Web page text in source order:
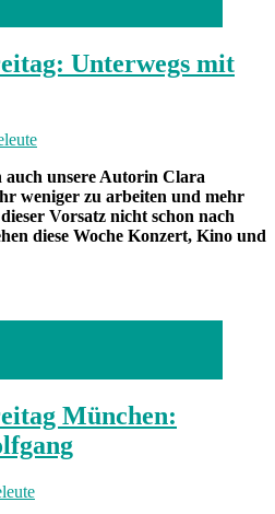
Unterwegs mit
auch unsere Autorin Clara
weniger zu arbeiten und mehr
Vorsatz nicht schon nach
diese Woche Konzert, Kino und
München: